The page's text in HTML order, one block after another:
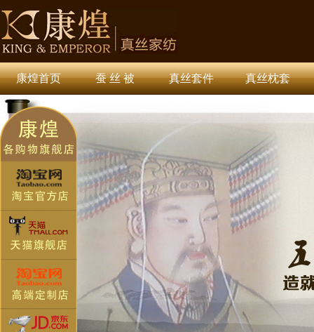
康煌首页 蚕 丝 被 真丝套件 真丝枕套